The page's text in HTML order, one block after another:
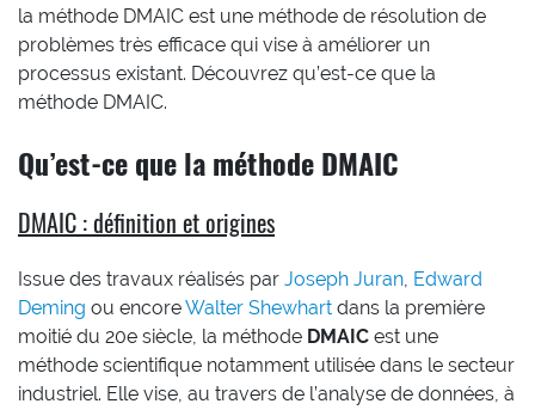
la méthode DMAIC est une méthode de résolution de
problèmes très efficace qui vise à améliorer un
processus existant. Découvrez qu’est-ce que la
méthode DMAIC.
Qu’est-ce que la méthode DMAIC
DMAIC : définition et origines
Issue des travaux réalisés par Joseph Juran, Edward
Deming ou encoreWalter Shewhart dans la première
moitié du 20e siècle, la méthode DMAIC est une
méthode scientifique notamment utilisée dans le secteur
industriel. Elle vise, au travers de l’analyse de données, à